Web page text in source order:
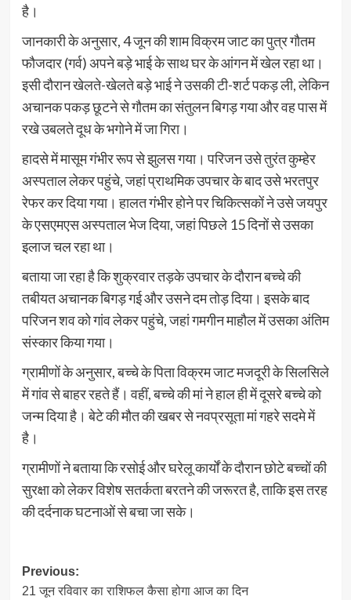
है।
जानकारी के अनुसार, 4 जून की शाम विक्रम जाट का पुत्र गौतम
फौजदार (गर्व) अपने बड़े भाई के साथ घर के आंगन में खेल रहा था।
इसी दौरान खेलते-खेलते बड़े भाई ने उसकी टी-शर्ट पकड़ ली, लेकिन
अचानक पकड़ छूटने से गौतम का संतुलन बिगड़ गया और वह पास में
रखे उबलते दूध के भगोने में जा गिरा।
हादसे में मासूम गंभीर रूप से झुलस गया। परिजन उसे तुरंत कुम्हेर
अस्पताल लेकर पहुंचे, जहां प्राथमिक उपचार के बाद उसे भरतपुर
रेफर कर दिया गया। हालत गंभीर होने पर चिकित्सकों ने उसे जयपुर
के एसएमएस अस्पताल भेज दिया, जहां पिछले 15 दिनों से उसका
इलाज चल रहा था।
बताया जा रहा है कि शुक्रवार तड़के उपचार के दौरान बच्चे की
तबीयत अचानक बिगड़ गई और उसने दम तोड़ दिया। इसके बाद
परिजन शव को गांव लेकर पहुंचे, जहां गमगीन माहौल में उसका अंतिम
संस्कार किया गया।
ग्रामीणों के अनुसार, बच्चे के पिता विक्रम जाट मजदूरी के सिलसिले
में गांव से बाहर रहते हैं। वहीं, बच्चे की मां ने हाल ही में दूसरे बच्चे को
जन्म दिया है। बेटे की मौत की खबर से नवप्रसूता मां गहरे सदमे में
है।
ग्रामीणों ने बताया कि रसोई और घरेलू कार्यों के दौरान छोटे बच्चों की
सुरक्षा को लेकर विशेष सतर्कता बरतने की जरूरत है, ताकि इस तरह
की दर्दनाक घटनाओं से बचा जा सके।
Post
Previous:
21 जून रविवार का राशिफल कैसा होगा आज का दिन